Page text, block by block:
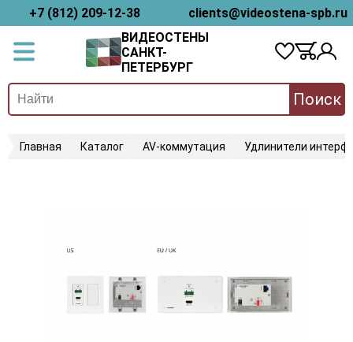
+7 (812) 209-12-38
clients@videostena-spb.ru
ВИДЕОСТЕНЫ
САНКТ-
ПЕТЕРБУРГ
Поиск
Главная Каталог AV-коммутация Удлинители